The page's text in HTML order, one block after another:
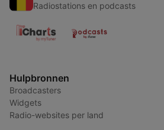
Radiostations en podcasts
Hulpbronnen
Broadcasters
Widgets
Radio-websites per land